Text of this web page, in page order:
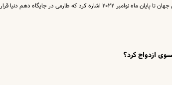
سایت فدراسیون بین‌المللی آمار و تاریخ فوتبال (IFFHS) به گلزنان برتر فوتبال جهان تا پایان ماه نوامبر ۲۰۲۲ اشاره کرد که طارمی در جایگاه دهم دنیا قرار
ازدواج کرد؟